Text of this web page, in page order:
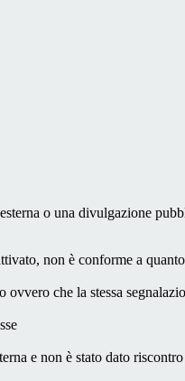
o una divulgazione
non è conforme a
che la stessa
e non è stato dato